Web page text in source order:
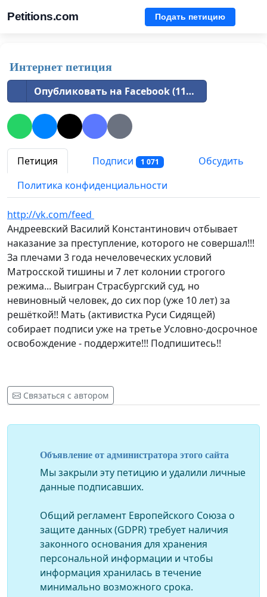
Petitions.com Подать петицию
Интернет петиция
Опубликовать на Facebook (1146)
Петиция Подписи 1 071
Обсудить
Политика конфиденциальности
http://vk.com/feed
Андреевский Василий Константинович отбывает
наказание за преступление, которого не совершал!!!
За плечами 3 года нечеловеческих условий
Матросской тишины и 7 лет колонии строгого
режима... Выигран Страсбургский суд, но
невиновный человек, до сих пор (уже 10 лет) за
решёткой!! Мать (активистка Руси Сидящей)
собирает подписи уже на третье Условно-досрочное
освобождение - поддержите!!! Подпишитесь!!
Связаться с автором
Объявление от администратора этого сайта
Мы закрыли эту петицию и удалили личные
данные подписавших.
Общий регламент Европейского Союза о
защите данных (GDPR) требует наличия
законного основания для хранения
персональной информации и чтобы
информация хранилась в течение
минимально возможного срока.